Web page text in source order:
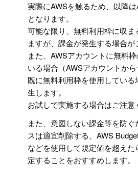
実際にAWSを触るため、以降
となります。
可能な限り、無料利用枠に収ま
ますが、課金が発生する場合
また、AWSアカウントに無料
いる場合（AWSアカウントか
既に無料利用枠を使用してい
生します。
お試しで実施する場合はご注意
また、意図しない課金等を防
スは適宜削除する、AWS
などを使用して規定値を超え
定することをおすすめします。